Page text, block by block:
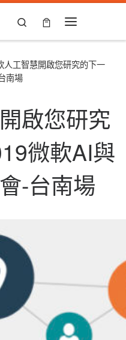
Search
人工智慧開啟您研究的下一
南場
啟您研究
微軟AI與
-台南場